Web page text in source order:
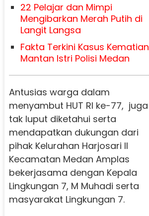
22 Pelajar dan Mimpi
Mengibarkan Merah Putih di
Langit Langsa
Fakta Terkini Kasus Kematian
Mantan Istri Polisi Medan
Antusias warga dalam
menyambut HUT RI ke-77, juga
tak luput diketahui serta
mendapatkan dukungan dari
pihak Kelurahan Harjosari II
Kecamatan Medan Amplas
bekerjasama dengan Kepala
Lingkungan 7, M Muhadi serta
masyarakat Lingkungan 7.